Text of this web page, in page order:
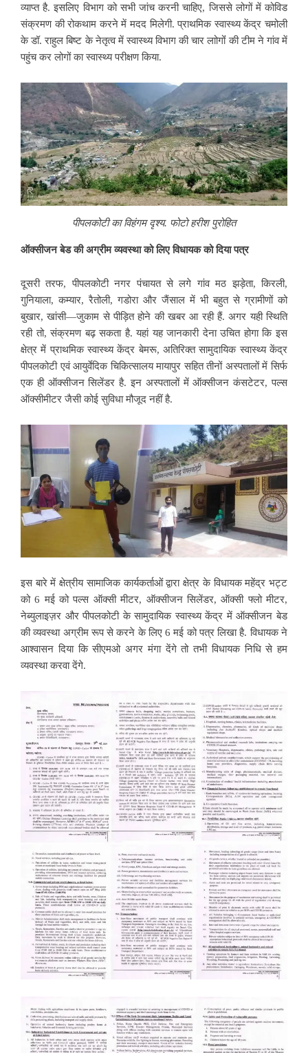
व्याप्त है. इसलिए विभाग को सभी जांच करनी चाहिए, जिससे लोगों में कोविड
संक्रमण की रोकथाम करने में मदद मिलेगी. प्राथमिक स्वास्थ्य केंद्र चमोली
के डॉ. राहुल बिष्ट के नेतृत्व में स्वास्थ्य विभाग की चार लाोगोंं की टीम ने गांव में
पहुंच कर लोगों का स्वास्थ्य परीक्षण किया.
पीपलकोटी का विहंगम दृश्य. फोटो हरीश पुरोहित
ऑक्सीजन बेड की अग्रीम व्यवस्था कोलिए विधायक को दिया पत्र
दूसरी तरफ, पीपलकोटी नगर पंचायत से लगे गांव मठ झड़ेता, किरली,
गुनियाला, कम्यार, रैतोली, गडोरा और जैंसाल में भी बहुत से ग्रामीणों को
बुखार, खांसी—जुकाम सेपीड़ित होने की खबर आ रही हैं. अगर यही स्थिति
रही तो, संक्रमण बढ़ सकता है. यहां यह जानकारी देना उचित होगा कि इस
क्षेत्र में प्राथमिक स्वास्थ्य केंद्र बेमरू, अतिरिक्त सामुदायिक स्वास्थ्य केंद्र
पीपलकोटी एवं आयुर्वेदिक चिकित्सालय मायापुर सहित तीनों अस्पतालों में सिर्फ
एक ही ऑक्सीजन सिलेंडर है. इन अस्पतालों में ऑक्सीजन कंसटेटर, पल्स
ऑक्सीमीटर जैसी कोई सुविधा मौजूद नहीं है.
इस बारे में क्षेत्रीय सामाजिक कार्यकर्ताओं द्वारा क्षेत्र के विधायक महेंद्र भट्ट
को 6 मई को पल्स ऑक्सी मीटर, ऑक्सीजन सिलेंडर, ऑक्सी फ्लो मीटर,
नेब्युलाइज़र और पीपलकोटी केसामुदायिक स्वास्थ्य केंद्र में ऑक्सीजन बेड
की व्यवस्था अग्रीम रूप से करने के लिए 6 मई को पत्र लिखा है. विधायक ने
आश्वासन दिया कि सीएमओ अगर मंगा देंगे तो तभी विधायक निधि से हम
व्यवस्था करवा देंगे.